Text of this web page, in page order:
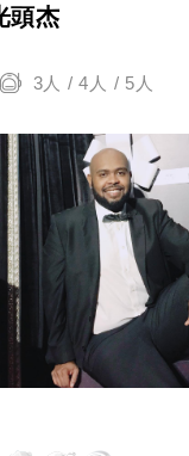
頭杰
3人 / 4人 / 5人